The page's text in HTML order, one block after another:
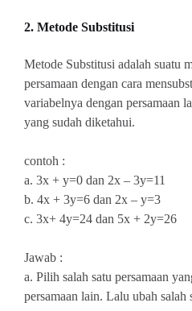
2. Metode Substitusi
Metode Substitusi adalah suatu
persamaan dengan cara
variabelnya dengan persamaan
yang sudah diketahui.
contoh :
a. 3x + y=0 dan 2x – 3y=11
b. 4x + 3y=6 dan 2x – y=3
c. 3x+ 4y=24 dan 5x + 2y=26
Jawab :
a. Pilih salah satu persamaan
persamaan lain. Lalu ubah salah